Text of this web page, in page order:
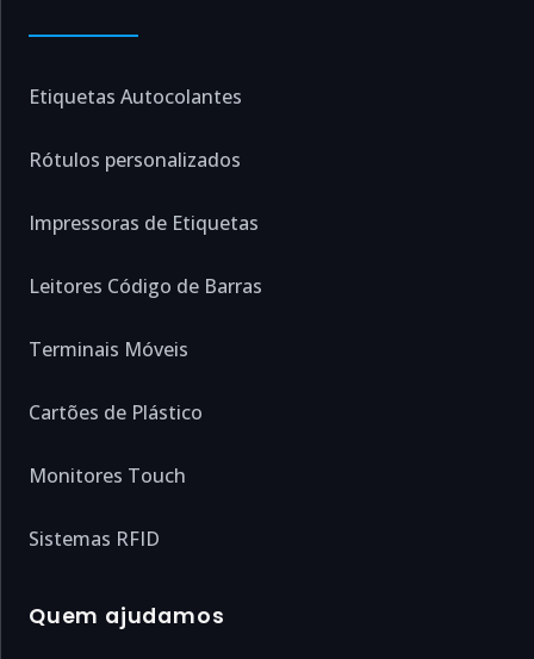
Etiquetas Autocolantes
Rótulos personalizados
Impressoras de Etiquetas
Leitores Código de Barras
Terminais Móveis
Cartões de Plástico
Monitores Touch
Sistemas RFID
Quem ajudamos